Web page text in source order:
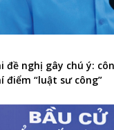
đề nghị gây chú ý:
“luật sư công”